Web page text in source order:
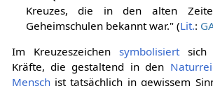
Kreuzes, die in den alten
Geheimschulen bekannt war." (Lit.:
Im Kreuzeszeichen symbolisiertsich
Kräfte, die gestaltend in den
Menschist tatsächlich in gewissem